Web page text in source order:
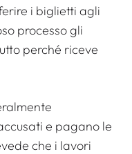
i biglietti agli
processo gli
perché riceve
e pagano le
che i lavori